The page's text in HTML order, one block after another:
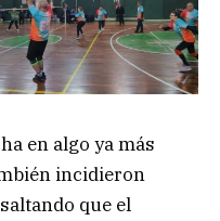
en algo ya más
incidieron
que el